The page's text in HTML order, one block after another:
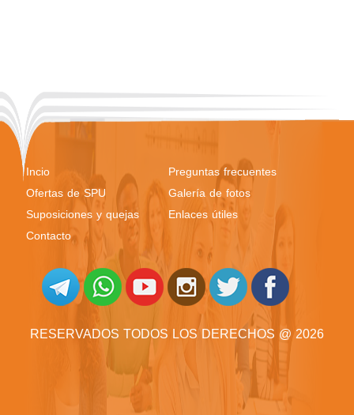
Incio
Preguntas frecuentes
Ofertas de SPU
Galería de fotos
Suposiciones y quejas
Enlaces útiles
Contacto
RESERVADOS TODOS LOS DERECHOS @ 2026